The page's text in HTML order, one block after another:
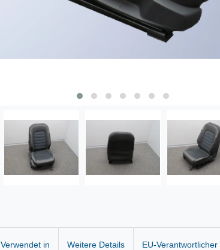
Verwendet in Weitere Details EU-Verantwortlicher